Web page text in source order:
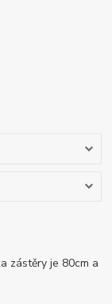
zástěry je 80cm a